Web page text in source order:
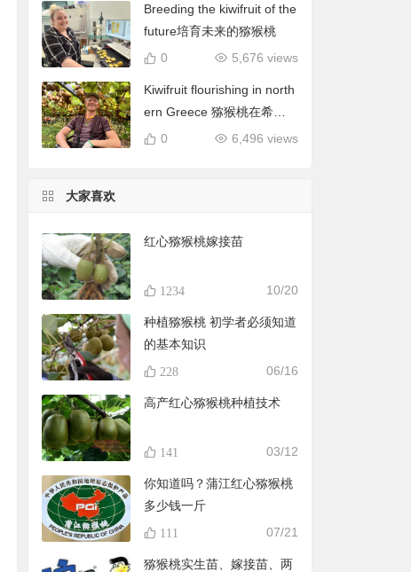
Breeding the kiwifruit of the
future培育未来的猕猴桃
5,676 views
0
Kiwifruit flourishing in north
ern Greece 猕猴桃在希腊
北部蓬勃发展
6,496 views
0
大家喜欢
红心猕猴桃嫁接苗
1234 10/20
种植猕猴桃 初学者必须知道
的基本知识
228 06/16
高产红心猕猴桃种植技术
141 03/12
你知道吗？蒲江红心猕猴桃
多少钱一斤
111 07/21
猕猴桃实生苗、嫁接苗、两